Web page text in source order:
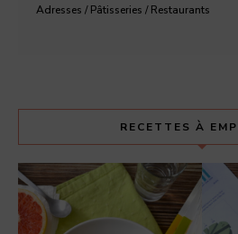
Adresses / Pâtisseries / Restaurants
RECETTES À